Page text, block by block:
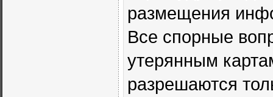
размещения
Все спорные
утерянным
разрешаются